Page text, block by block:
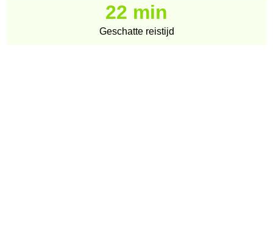
22 min
Geschatte reistijd